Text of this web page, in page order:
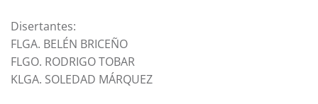
Disertantes:
FLGA. BELÉN BRICEÑO
FLGO. RODRIGO TOBAR
KLGA. SOLEDAD MÁRQUEZ